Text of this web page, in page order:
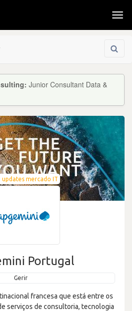
Junior Consultant Data &
updates mercado IT
Portugal
Gerir
francesa que está entre os
serviços de consultoria, tecnologia